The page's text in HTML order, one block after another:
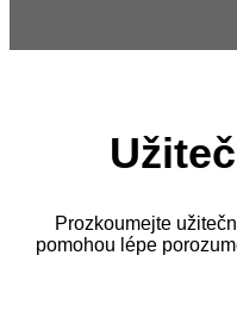
Prozkoumejte
pomohou lépe